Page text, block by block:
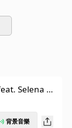
Selena Go
背景音樂